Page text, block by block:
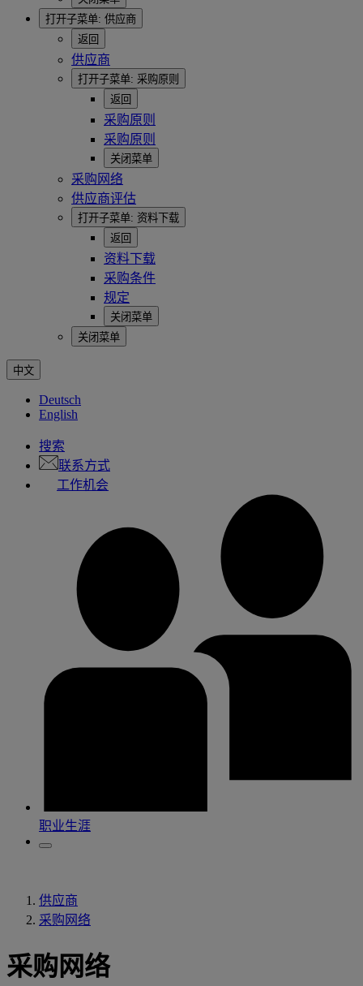
打开子菜单: 供应商
返回
供应商
打开子菜单: 采购原则
返回
采购原则
采购原则
关闭菜单
采购网络
供应商评估
打开子菜单: 资料下载
返回
资料下载
采购条件
规定
关闭菜单
关闭菜单
中文
Deutsch
English
搜索
联系方式
工作机会
职业生涯
供应商
采购网络
采购网络